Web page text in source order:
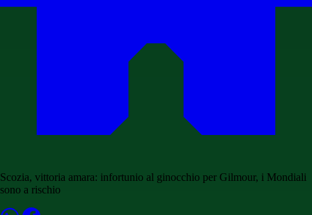
Scozia, vittoria amara: infortunio al ginocchio per Gilmour, i Mondiali
sono a rischio